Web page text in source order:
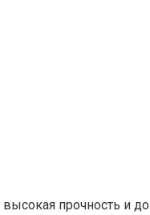
высокая прочность и